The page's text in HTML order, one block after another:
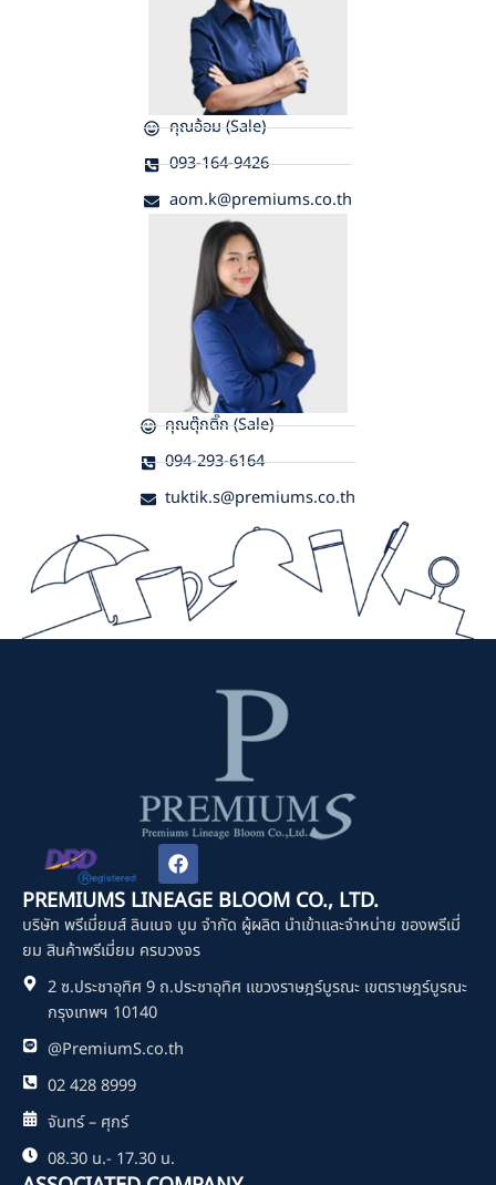
คุณอ้อม (Sale)
093-164-9426
aom.k@premiums.co.th
คุณตุ๊กติ๊ก (Sale)
094-293-6164
tuktik.s@premiums.co.th
F
a
c
e
b
o
k
PREMIUMS LINEAGE BLOOM CO., LTD.
บริษัท พรีเมี่ยมส์ ลินเนจ บูม จำกัด ผู้ผลิต นำเข้าและจำหน่าย ของพรีเมี่
ยม สินค้าพรีเมี่ยม ครบวงจร
2 ซ.ประชาอุทิศ 9 ถ.ประชาอุทิศ แขวงราษฎร์บูรณะ เขตราษฎร์บูรณะ
กรุงเทพฯ 10140
@PremiumS.co.th
02 428 8999
จันทร์ – ศุกร์
08.30 น.- 17.30 น.